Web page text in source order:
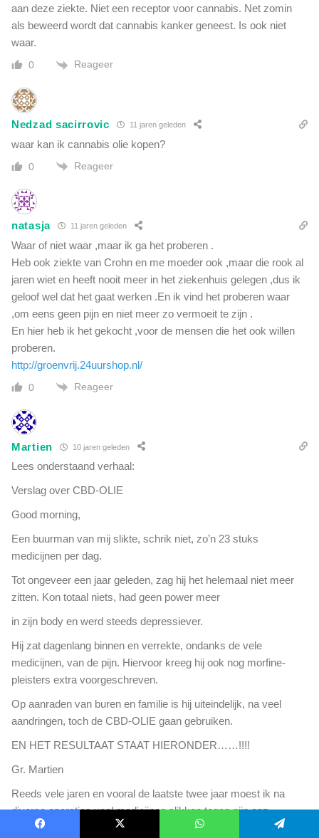
aan deze ziekte. Niet een receptor voor cannabis. Net zomin
als beweerd wordt dat cannabis kanker geneest. Is ook niet
waar.
0 Reageer
Nedzad sacirrovic 11 jaren geleden
waar kan ik cannabis olie kopen?
0 Reageer
natasja 11 jaren geleden
Waar of niet waar ,maar ik ga het proberen .
Heb ook ziekte van Crohn en me moeder ook ,maar die rook al
jaren wiet en heeft nooit meer in het ziekenhuis gelegen ,dus ik
geloof wel dat het gaat werken .En ik vind het proberen waar
,om eens geen pijn en niet meer zo vermoeit te zijn .
En hier heb ik het gekocht ,voor de mensen die het ook willen
proberen.
http://groenvrij.24uurshop.nl/
0 Reageer
Martien 10 jaren geleden
Lees onderstaand verhaal:
Verslag over CBD-OLIE
Good morning,
Een buurman van mij slikte, schrik niet, zo’n 23 stuks
medicijnen per dag.
Tot ongeveer een jaar geleden, zag hij het helemaal niet meer
zitten. Kon totaal niets, had geen power meer
in zijn body en werd steeds depressiever.
Hij zat dagenlang binnen en verrekte, ondanks de vele
medicijnen, van de pijn. Hiervoor kreeg hij ook nog morfine-
pleisters extra voorgeschreven.
Op aanraden van buren en familie is hij uiteindelijk, na veel
aandringen, toch de CBD-OLIE gaan gebruiken.
EN HET RESULTAAT STAAT HIERONDER……!!!!
Gr. Martien
Reeds vele jaren en vooral de laatste twee jaar moest ik na
diverse operaties veel medicijnen slikken tegen pijn enz.